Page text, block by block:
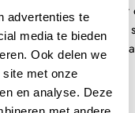
advertenties te
media te bieden
Ook delen we
met onze
en analyse. Deze
Serene
Tuin
Wifi